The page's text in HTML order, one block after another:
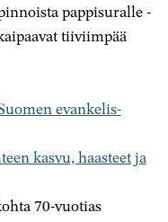
pappisuralle -
tiiviimpää
evankelis-
kasvu, haasteet ja
70-vuotias